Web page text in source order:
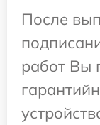
После
работ Вы